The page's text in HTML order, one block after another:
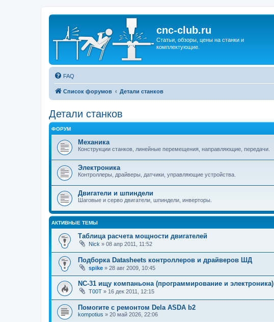
cnc-club.ru
Статьи, обзоры, цены на станки и
комплектующие.
FAQ
Список форумов Детали станков
Детали станков
ФОРУМ
Механика
Конструкции станков, линейные перемещения, направляющие, передачи.
Электроника
Контроллеры, драйверы, датчики, управляющие устройства.
Двигатели и шпиндели
Шаговые и серво двигатели, шпиндели, инверторы.
АКТИВНЫЕ ТЕМЫ
Таблица расчета мощности двигателей
Nick » 08 апр 2011, 11:52
Подборка Datasheets контроллеров и драйверов ШД
spike » 28 авг 2009, 10:45
NC-31 ищу компаньона (программирование и электроника)
T00T » 16 дек 2011, 12:15
Помогите с ремонтом Dela ASDA b2
kompotius » 20 май 2026, 22:06